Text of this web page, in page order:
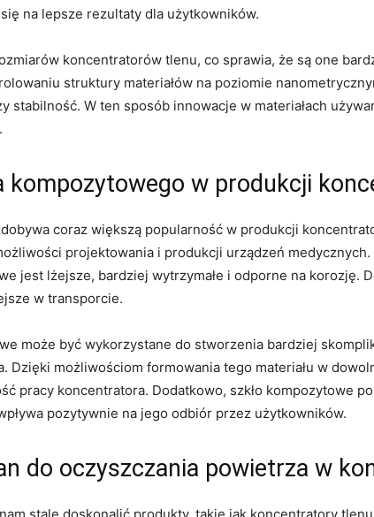
na ‌lepsze rezultaty dla użytkowników.
koncentratorów tlenu, co sprawia, że są one
struktury materiałów na poziomie
stabilność. W ten sposób innowacje w materiałach
kompozytowego w produkcji
coraz większą popularność w produkcji
projektowania i produkcji urządzeń⁣
⁤jest lżejsze, bardziej wytrzymałe i odporne na korozję.
w transporcie.
może być wykorzystane ⁣do stworzenia bardziej
możliwościom formowania tego materiału w
⁤pracy koncentratora. Dodatkowo, szkło kompozytowe
pozytywnie na jego⁢ odbiór przez użytkowników.
​do oczyszczania powietrza w